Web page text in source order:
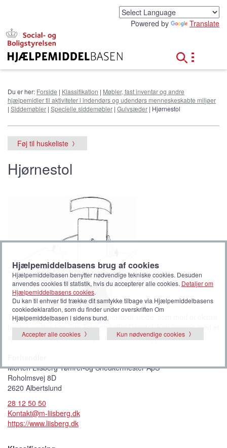
Powered by Translate
Du er her: Forside | Klassifikation | Møbler, fast inventar og andre
hjælpemidler til aktiviteter i indendørs og udendørs menneskeskabte miljøer
| Siddemøbler | Specielle siddemøbler | Gulvsæder | Hjørnestol
Føj til huskeliste
Hjørnestol
Træstol i birke-x-finer med sky-beklædt sæde, som med et ekstra
beslag sættes i en Trip-Trap-stol eller Danstol. Kan leveres med et
specielt bord, hynde, forhøjer, nakkestøtte, vippestød.
Morten Liisberg Tømrer-og Snedkermester ApS
Roholmsvej 8D
2620 Albertslund
28 12 50 50
Kontakt@m-liisberg.dk
https://www.liisberg.dk
Hjælpemiddelbasens brug af cookies
Hjælpemiddelbasen benytter nødvendige tekniske cookies. Desuden
anvendes cookies til statistik, hvis du accepterer alle cookies. Detaljer om
Hjælpemiddelbasens cookies.
Du kan til enhver tid trække dit samtykke tilbage via Hjælpemiddelbasens
cookiedeklaration, som du finder under overskriften Om
Hjælpemiddelbasen i sidens bund.
Accepter alle cookies
Kun nødvendige cookies